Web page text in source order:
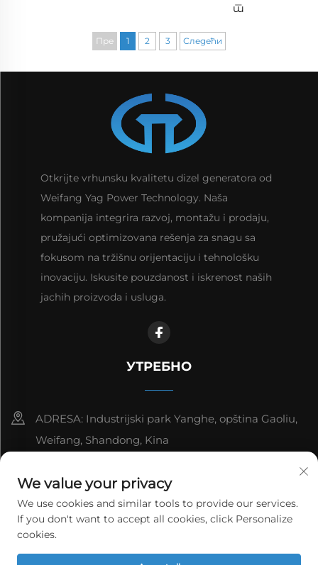
т
Пре 1 2 3 Следећи
Otkrijte vrhunsku kvalitetu dizel generatora od
Weifang Yag Power Technology. Naša
kompanija integrira razvoj, montažu i prodaju,
pružajući optimizovana rešenja za snagu sa
fokusom na tržišnu orijentaciju i tehnološku
inovaciju. Iskusite pouzdanost i iskrenost naših
jachih proizvoda i usluga.
УТРЕБНО
ADRESA: Industrijski park Yanghe, opština Gaoliu,
Weifang, Shandong, Kina
[email protected]
Copyright © 2026 ВеиФанг Јаг Повер Технологи Цо., Лтд.
We value your privacy
We use cookies and similar tools to provide our services.
If you don't want to accept all cookies, click Personalize
cookies.